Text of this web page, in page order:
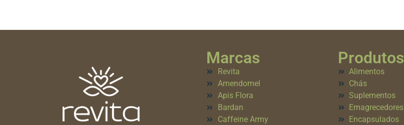
Marcas
Revita
Amendomel
Apis Flora
Bardan
Caffeine Army
Produtos
Alimentos
Chás
Suplementos
Emagrecedores
Encapsulados